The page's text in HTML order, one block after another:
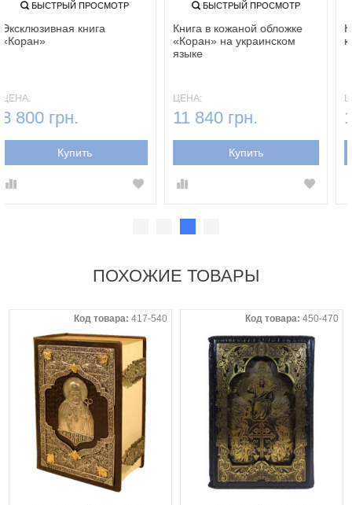
БЫСТРЫЙ ПРОСМОТР
Эксклюзивная книга
«Коран»
ЦЕНА:
8 800 грн.
Купить
БЫСТРЫЙ ПРОСМОТР
Книга в кожаной обложке
«Коран» на украинском
языке
ЦЕНА:
11 840 грн.
Купить
ПОХОЖИЕ ТОВАРЫ
Код товара: 417-540 Код товара: 450-470